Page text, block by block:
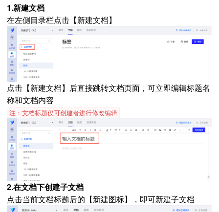
1.新建文档
在左侧目录栏点击【新建文档】
点击【新建文档】后直接跳转文档页面，可立即编辑标题名
称和文档内容
注：文档标题仅可创建者进行修改编辑
2.在文档下创建子文档
点击当前文档标题后的【新建图标】，即可新建子文档